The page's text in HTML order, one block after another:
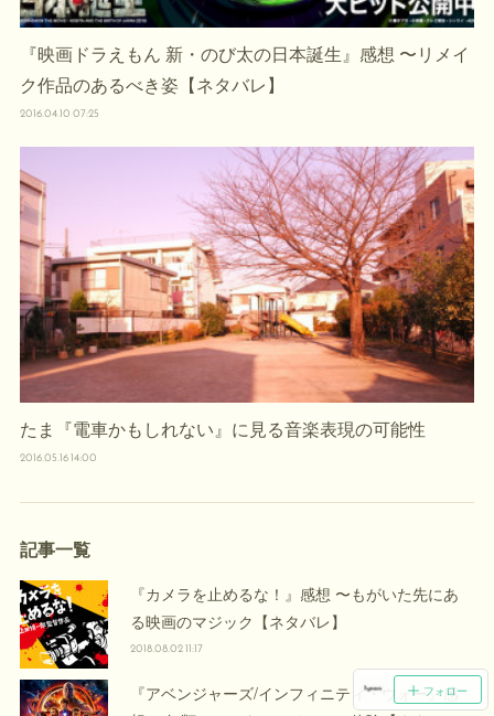
『映画ドラえもん 新・のび太の日本誕生』感想 〜リメイ
ク作品のあるべき姿【ネタバレ】
2016.04.10 07:25
たま『電車かもしれない』に見る音楽表現の可能性
2016.05.16 14:00
記事一覧
『カメラを止めるな！』感想 〜もがいた先にあ
る映画のマジック【ネタバレ】
2018.08.02 11:17
『アベンジャーズ/インフィニティ・ウォー』感
フォロー